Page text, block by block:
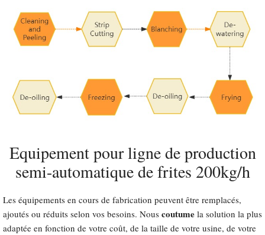
Equipement pour ligne de production
semi-automatique de frites 200kg/h
Les équipements en cours de fabrication peuvent être remplacés,
ajoutés ou réduits selon vos besoins. Nous coutume la solution la plus
adaptée en fonction de votre coût, de la taille de votre usine, de votre